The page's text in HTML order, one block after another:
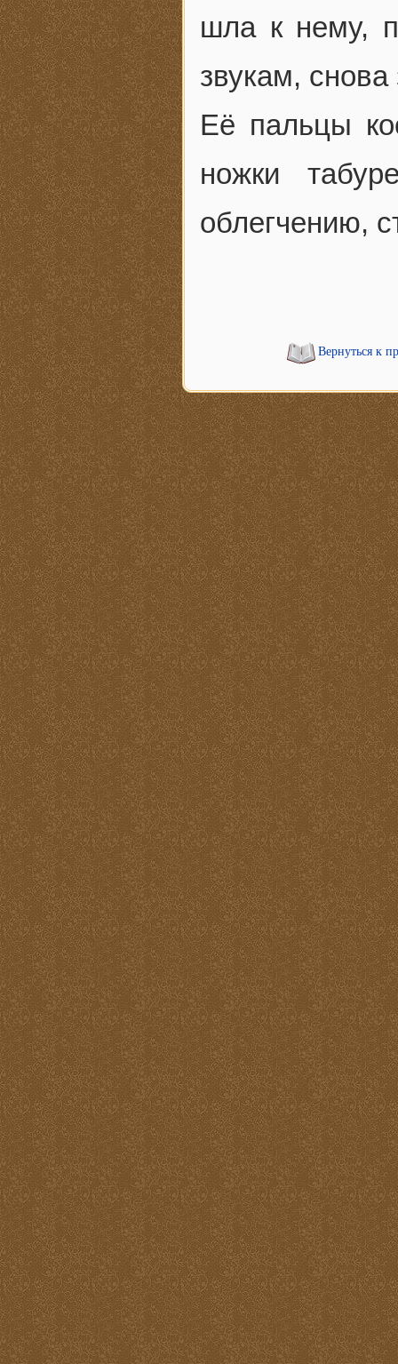
шла к нему,
звукам,
Её пальцы
ножки
облегчению,
Вернуться к